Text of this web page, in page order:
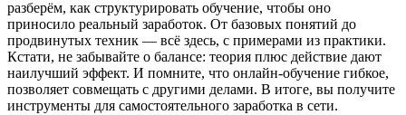
разберём, как структурировать обучение, чтобы оно
приносило реальный заработок. От базовых понятий до
продвинутых техник — всё здесь, с примерами из практики.
Кстати, не забывайте о балансе: теория плюс действие дают
наилучший эффект. И помните, что онлайн-обучение гибкое,
позволяет совмещать с другими делами. В итоге, вы получите
инструменты для самостоятельного заработка в сети.